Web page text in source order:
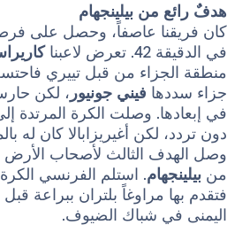
بيلينجهام
عاصفاً، وحصل على فرصة إضافية
كاريراس
من قبل تييري فاحتسب
فيني جونيور، لكن حارس المرمى
وصلت الكرة المرتدة إلىأردا
أغيريزابالا كان له بالمرصاد.
الثالث لأصحاب الأرض وكان هدفاً
. استلم الفرنسي الكرة على
بلتران ببراعة قبل تسديد
شباك الضيوف.